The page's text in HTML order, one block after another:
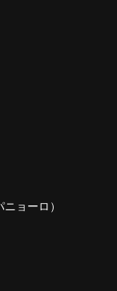
ョーロ）